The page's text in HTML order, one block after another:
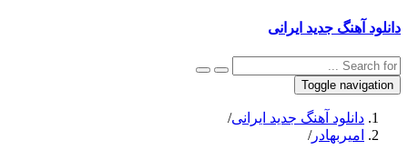
دانلود آهنگ جدید ایرانی
Toggle navigation
دانلود آهنگ جدید ایرانی/
امیربهادر/